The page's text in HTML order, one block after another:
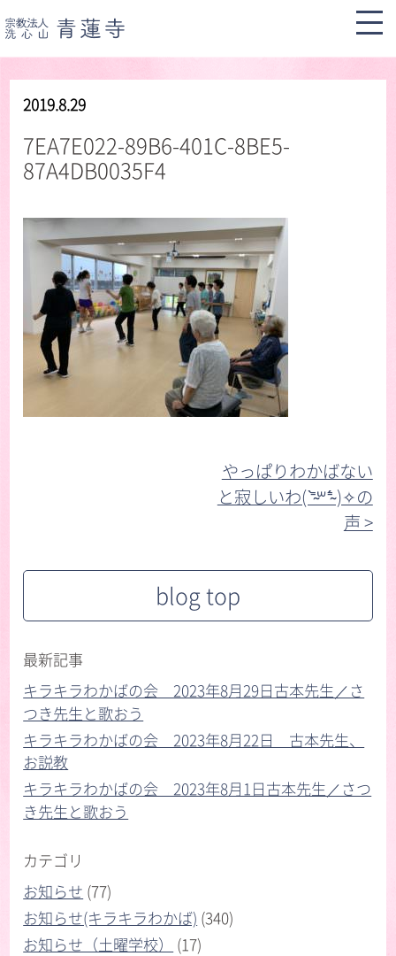
2019.8.29
7EA7E022-89B6-401C-8BE5-
87A4DB0035F4
やっぱりわかばない
と寂しいわ( ⁼̴̀꒳⁼̴́ )✧の
声 >︎
blog top
最新記事
キラキラわかばの会 2023年8月29日古本先生／さ
つき先生と歌おう
キラキラわかばの会 2023年8月22日 古本先生、
お説教
キラキラわかばの会 2023年8月1日古本先生／さつ
き先生と歌おう
カテゴリ
お知らせ (77)
お知らせ(キラキラわかば) (340)
お知らせ（土曜学校）
(17)